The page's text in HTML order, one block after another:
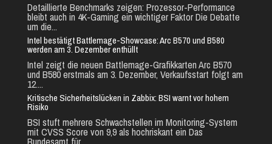
Detaillierte Benchmarks zeigen: Prozessor-Performance
bleibt auch in 4K-Gaming ein wichtiger Faktor Die Debatte
um die...
Intel bestätigt Battlemage-Showcase: Arc B570 und B580
werden am 3. Dezember enthüllt
Intel zeigt die neuen Battlemage-Grafikkarten Arc B570
und B580 erstmals am 3. Dezember, Verkaufsstart folgt am
12....
Kritische Sicherheitslücken in Zabbix: BSI warnt vor hohem
Risiko
BSI stuft mehrere Schwachstellen im Monitoring-System
mit CVSS Score von 9,9 als hochriskant ein Das